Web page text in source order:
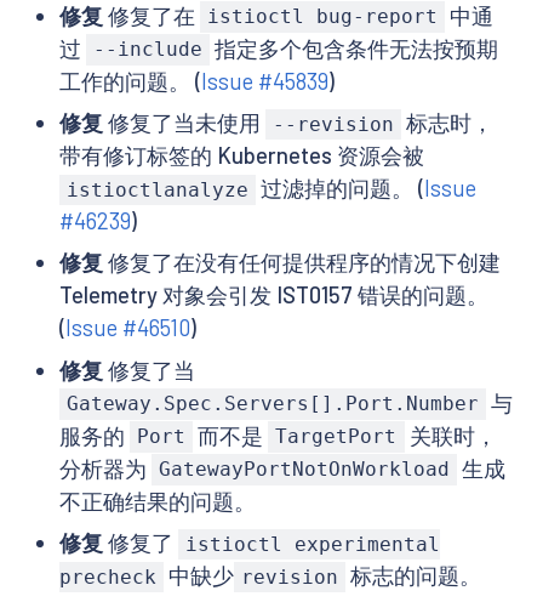
修复 修复了在 istioctl bug-report
中通
过
--include 指定多个包含条件无法按预期
工作的问题。 (Issue #45839)
修复 修复了当未使用 --revision 标志时，
带有修订标签的 Kubernetes 资源会被
istioctlanalyze 过滤掉的问题。 (Issue
#46239)
修复 修复了在没有任何提供程序的情况下创建
Telemetry 对象会引发 IST0157 错误的问题。
(Issue #46510)
修复 修复了当
Gateway.Spec.Servers[].Port.Number 与
服务的
Port 而不是 TargetPort
关联时，
分析器为 GatewayPortNotOnWorkload
生成
不正确结果的问题。
修复 修复了
istioctl experimental
precheck
中缺少 revision 标志的问题。